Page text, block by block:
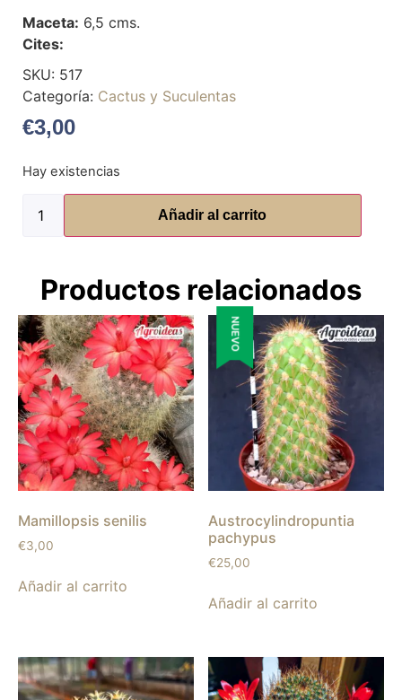
Maceta: 6,5 cms.
Cites:
SKU: 517
Categoría: Cactus y Suculentas
€3,00
Hay existencias
Añadir al carrito
Productos relacionados
Mamillopsis senilis
€3,00
Añadir al carrito
NUEVO
Austrocylindropuntia
pachypus
€25,00
Añadir al carrito